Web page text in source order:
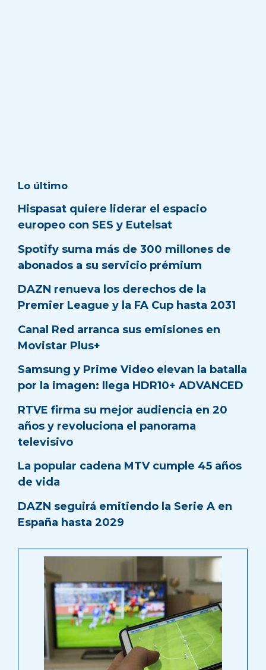
Lo último
Hispasat quiere liderar el espacio
europeo con SES y Eutelsat
Spotify suma más de 300 millones de
abonados a su servicio prémium
DAZN renueva los derechos de la
Premier League y la FA Cup hasta 2031
Canal Red arranca sus emisiones en
Movistar Plus+
Samsung y Prime Video elevan la batalla
por la imagen: llega HDR10+ ADVANCED
RTVE firma su mejor audiencia en 20
años y revoluciona el panorama
televisivo
La popular cadena MTV cumple 45 años
de vida
DAZN seguirá emitiendo la Serie A en
España hasta 2029